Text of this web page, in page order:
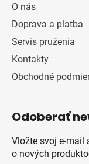
O nás
Doprava a platba
Servis pruženia
Kontakty
Obchodné
Odoberať
Vložte svoj e-mail
o nových